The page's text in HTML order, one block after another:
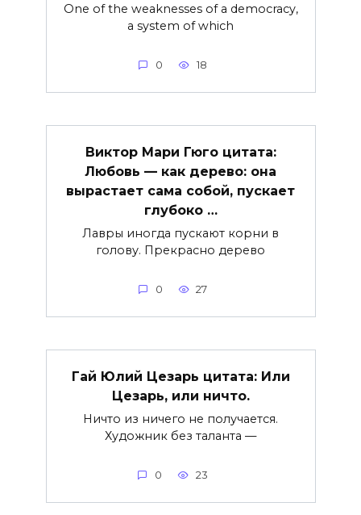
One of the weaknesses of a democracy,
a system of which
0 18
Виктор Мари Гюго цитата:
Любовь — как дерево: она
вырастает сама собой, пускает
глубоко …
Лавры иногда пускают корни в
голову. Прекрасно дерево
0 27
Гай Юлий Цезарь цитата: Или
Цезарь, или ничто.
Ничто из ничего не получается.
Художник без таланта —
0 23